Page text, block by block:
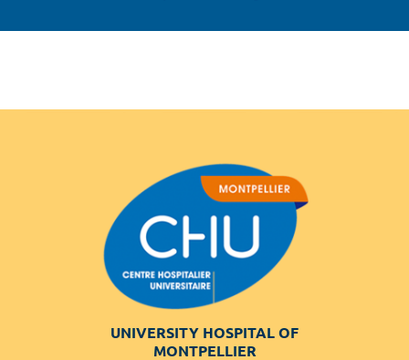
UNIVERSITY HOSPITAL OF
MONTPELLIER